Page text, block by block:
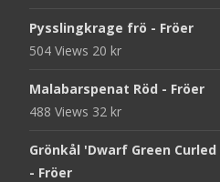
Pysslingkrage frö - Fröer
504 Views 20 kr
Malabarspenat Röd - Fröer
488 Views 32 kr
Grönkål 'Dwarf Green
- Fröer